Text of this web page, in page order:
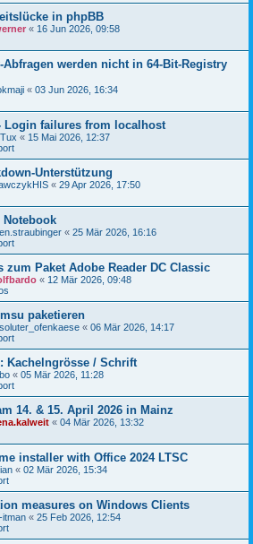
in phpBB
« 16 Jun 2026, 09:58
werden nicht in 64-Bit-Registry
« 03 Jun 2026, 16:34
Login failures from localhost
« 15 Mai 2026, 12:37
Unterstützung
« 29 Apr 2026, 17:50
Notebook
« 25 Mär 2026, 16:16
zum Paket Adobe Reader DC Classic
« 12 Mär 2026, 09:48
paketieren
« 06 Mär 2026, 14:17
Kachelngrösse / Schrift
« 05 Mär 2026, 11:28
14. & 15. April 2026 in Mainz
« 04 Mär 2026, 13:32
installer with Office 2024 LTSC
« 02 Mär 2026, 15:34
measures on Windows Clients
itman « 25 Feb 2026, 12:54